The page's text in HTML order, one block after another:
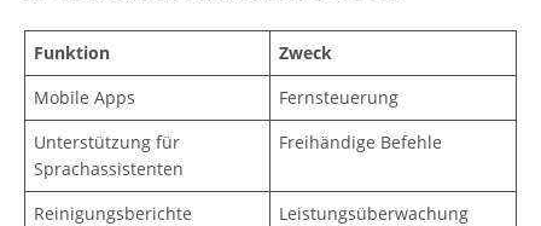
Funktion
Zweck
Mobile Apps
Fernsteuerung
Unterstützung für
Sprachassistenten
Freihändige Befehle
Reinigungsberichte
Leistungsüberwachung